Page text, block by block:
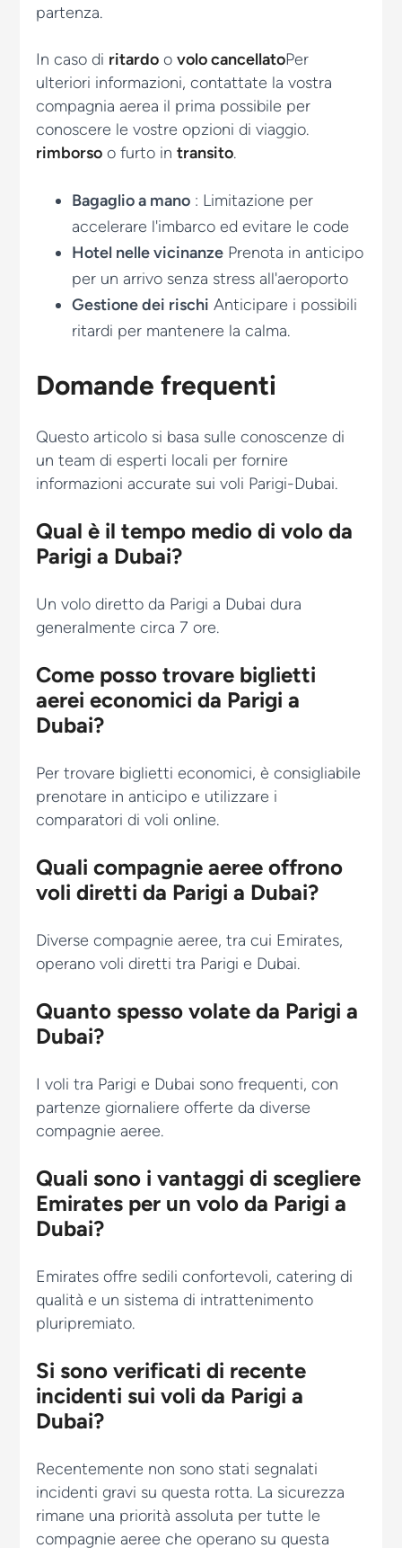
partenza.
In caso di ritardo ovolo cancellatoPer
ulteriori informazioni, contattate la vostra
compagnia aerea il prima possibile per
conoscere le vostre opzioni di viaggio.
rimborso o furto intransito.
Bagaglio a mano : Limitazione per
accelerare l'imbarco ed evitare le code
Hotel nelle vicinanze Prenota in anticipo
per un arrivo senza stress all'aeroporto
Gestione dei rischi Anticipare i possibili
ritardi per mantenere la calma.
Domande frequenti
Questo articolo si basa sulle conoscenze di
un team di esperti locali per fornire
informazioni accurate sui voli Parigi-Dubai.
Qual è il tempo medio di volo da
Parigi a Dubai?
Un volo diretto da Parigi a Dubai dura
generalmente circa 7 ore.
Come posso trovare biglietti
aerei economici da Parigi a
Dubai?
Per trovare biglietti economici, è consigliabile
prenotare in anticipo e utilizzare i
comparatori di voli online.
Quali compagnie aeree offrono
voli diretti da Parigi a Dubai?
Diverse compagnie aeree, tra cui Emirates,
operano voli diretti tra Parigi e Dubai.
Quanto spesso volate da Parigi a
Dubai?
I voli tra Parigi e Dubai sono frequenti, con
partenze giornaliere offerte da diverse
compagnie aeree.
Quali sono i vantaggi di scegliere
Emirates per un volo da Parigi a
Dubai?
Emirates offre sedili confortevoli, catering di
qualità e un sistema di intrattenimento
pluripremiato.
Si sono verificati di recente
incidenti sui voli da Parigi a
Dubai?
Recentemente non sono stati segnalati
incidenti gravi su questa rotta. La sicurezza
rimane una priorità assoluta per tutte le
compagnie aeree che operano su questa